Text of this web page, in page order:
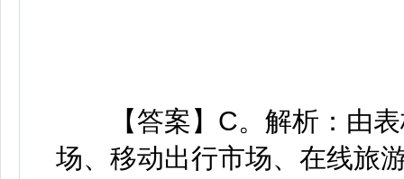
【答案】C。解析：由表
场、移动出行市场、在线旅